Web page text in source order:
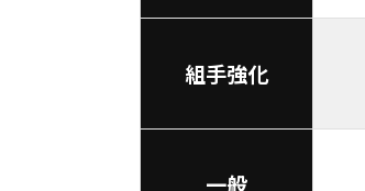
組手強化
一般